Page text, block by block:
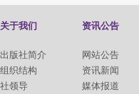
关于我们
出版社简介
组织结构
社领导
资讯公告
网站公告
资讯新闻
媒体报道